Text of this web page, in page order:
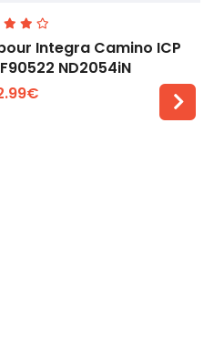
Integra Camino ICP
ND2054iN